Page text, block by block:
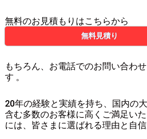
無料のお見積もりはこちらから
無料見積り
もちろん、お電話でのお問い合わ
す 。
20年の経験と実績を持ち、国内の
含む多数のお客様に高くご満足い
には、皆さまに選ばれる理由と自信